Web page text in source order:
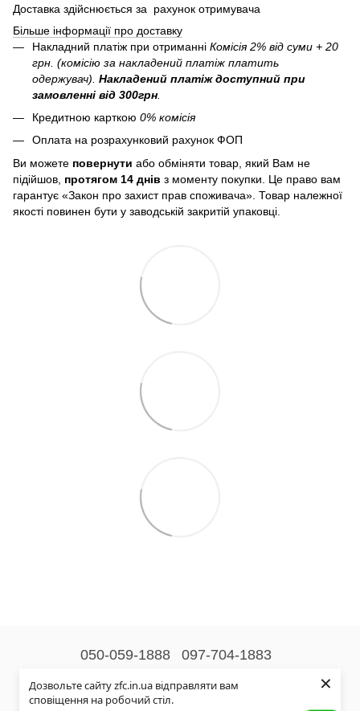
Дозвольте сайту zfc.in.ua відправляти вам
сповіщення на робочий стіл.
×
Доставка здійснюється за рахунок отримувача
Більше інформації про доставку
Накладний платіж при отриманні Комісія 2% від суми + 20
грн. (комісію за накладений платіж платить
одержувач). Накладений платіж доступний при
замовленні від 300грн
Кредитною карткою 0% комісія
Оплата на розрахунковий рахунок ФОП
Ви можете повернути або обміняти товар, який Вам не
підійшов, протягом 14 днів з моменту покупки. Це право вам
гарантує «Закон про захист прав споживача». Товар належної
якості повинен бути у заводській закритій упаковці.
050-059-1888 097-704-1883
Контактна інформація